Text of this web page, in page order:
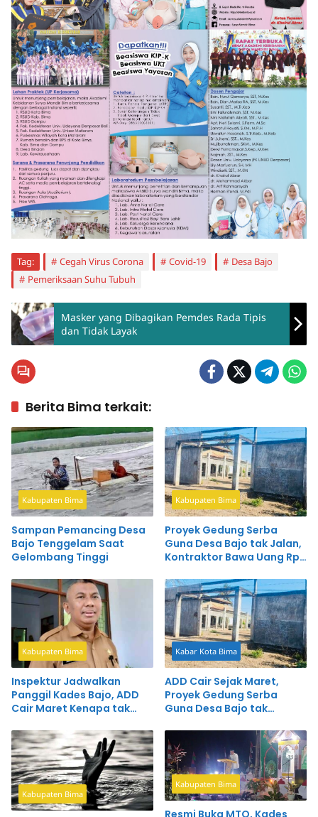
Tag: Cegah Virus Corona Covid-19
Desa Bajo
Pemeriksaan Suhu Tubuh
Masker yang Dibagikan Pemdes Rada Tipis
dan Tidak Layak
Berita Bima terkait:
Kabupaten Bima
Sampan Pemancing Desa
Bajo Tenggelam Saat
Gelombang Tinggi
Kabupaten Bima
Proyek Gedung Serba
Guna Desa Bajo tak Jalan,
Kontraktor Bawa Uang Rp
Kabupaten Bima
Inspektur Jadwalkan
Panggil Kades Bajo, ADD
Cair Maret Kenapa tak
Kabar Kota Bima
ADD Cair Sejak Maret,
Proyek Gedung Serba
Guna Desa Bajo tak
Kabupaten Bima
Kabupaten Bima
Resmi Buka MTQ, Kades